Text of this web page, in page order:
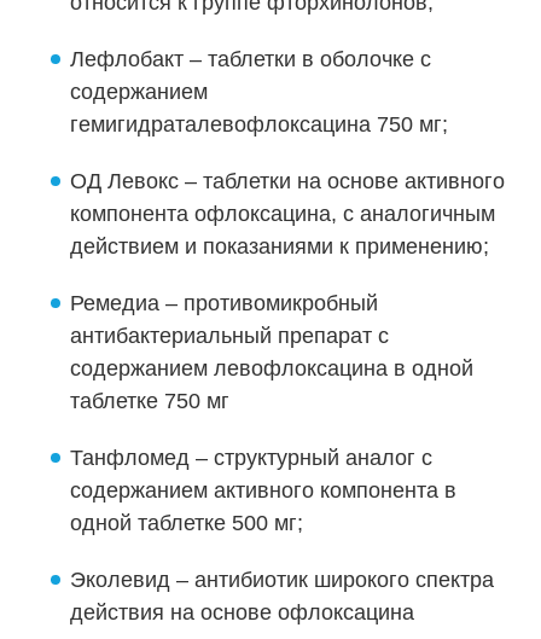
Лефлобакт – таблетки в оболочке с
содержанием
гемигидраталевофлоксацина 750 мг;
ОД Левокс – таблетки на основе активного
компонента офлоксацина, с аналогичным
действием и показаниями к применению;
Ремедиа – противомикробный
антибактериальный препарат с
содержанием левофлоксацина в одной
таблетке 750 мг
Танфломед – структурный аналог с
содержанием активного компонента в
одной таблетке 500 мг;
Эколевид – антибиотик широкого спектра
действия на основе офлоксацина